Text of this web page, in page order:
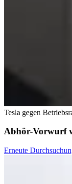
Tesla gegen
Abhör-Vorwurf
Erneute